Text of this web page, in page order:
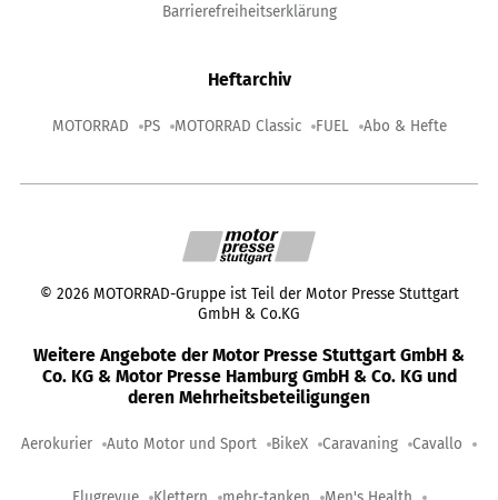
Barrierefreiheitserklärung
Heftarchiv
MOTORRAD PS MOTORRAD Classic FUEL Abo & Hefte
© 2026 MOTORRAD-Gruppe ist Teil der Motor Presse Stuttgart
GmbH & Co.KG
Weitere Angebote der Motor Presse Stuttgart GmbH &
Co. KG & Motor Presse Hamburg GmbH & Co. KG und
deren Mehrheitsbeteiligungen
Aerokurier Auto Motor und Sport BikeX Caravaning Cavallo